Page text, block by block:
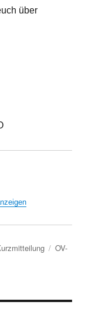
über
Kategorien
OV-